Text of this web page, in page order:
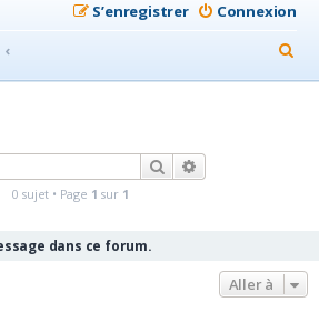
Connexion
S’enregistrer
e
h
Rechercher
0 sujet • Page 1 sur 1
dans ce forum.
Aller à